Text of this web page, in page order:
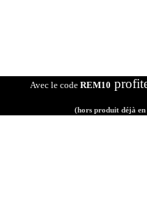
Avec le code REM10
(hors produit déjà en